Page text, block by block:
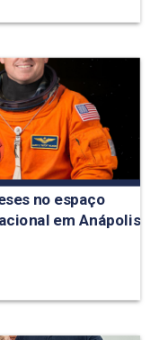
no espaço
em Anápolis